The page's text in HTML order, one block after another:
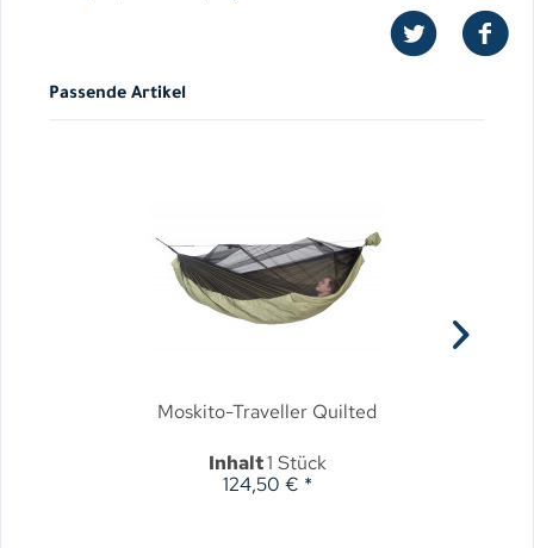
Passende Artikel
Moskito-Traveller Quilted
Inhalt1 Stück
124,50 € *